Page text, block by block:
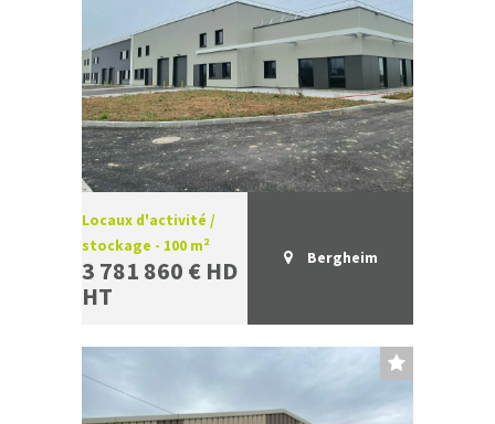
Locaux d'activité /
stockage - 100 m²
3 781 860 € HD
HT
Bergheim